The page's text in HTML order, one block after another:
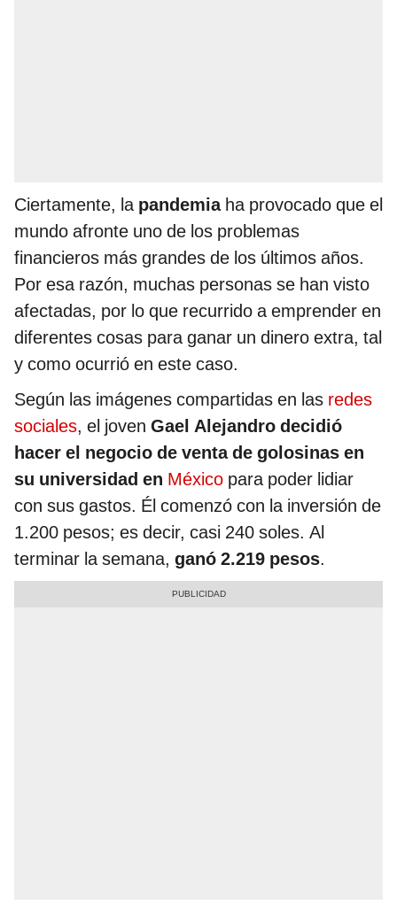
Ciertamente, la pandemia ha provocado que el
mundo afronte uno de los problemas
financieros más grandes de los últimos años.
Por esa razón, muchas personas se han visto
afectadas, por lo que recurrido a emprender en
diferentes cosas para ganar un dinero extra, tal
y como ocurrió en este caso.
Según las imágenes compartidas en las redes
sociales, el joven Gael Alejandro decidió
hacer el negocio de venta de golosinas en
su universidad en México para poder lidiar
con sus gastos. Él comenzó con la inversión de
1.200 pesos; es decir, casi 240 soles. Al
terminar la semana, ganó 2.219 pesos.